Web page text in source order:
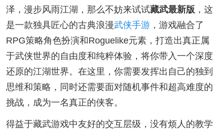
泽，漫步风雨江湖，那么不妨来试试藏武最新版 ，这
是一款独具匠心的古典浪漫武侠手游，游戏融合了
RPG策略角色扮演和Roguelike元素，打造出真正属
于武侠世界的自由度和纯粹体验，将你带入一个深度
还原的江湖世界。在这里，你需要发挥出自己的独到
思维和策略，同时还需要面对随机事件和超高难度的
挑战，成为一名真正的侠客。
得益于藏武游戏中友好的交互层级，没有烦人的教学